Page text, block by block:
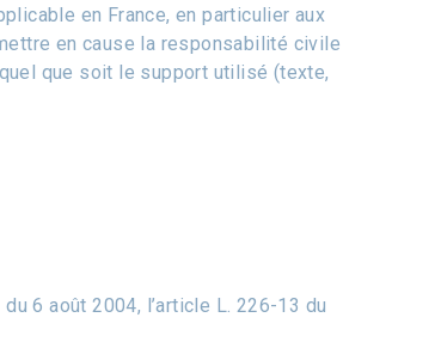
en France, en particulier aux
en cause la responsabilité civile
que soit le support utilisé (texte,
6 août 2004, l’article L. 226-13 du